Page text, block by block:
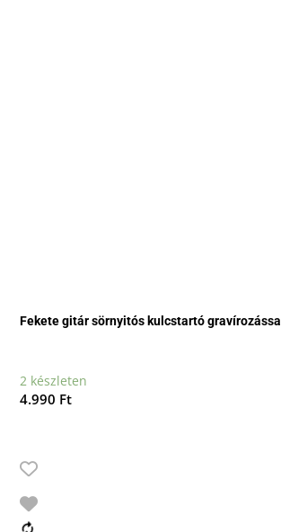
Fekete gitár sörnyitós kulcstartó gravírozással
2 készleten
4.990 Ft